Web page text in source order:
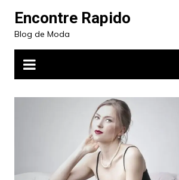
para
conteúdo
Encontre Rapido
Blog de Moda